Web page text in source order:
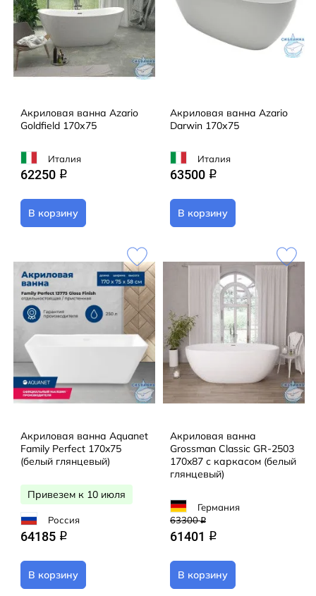
Акриловая ванна Azario
Goldfield 170х75
Италия
62250 q
В корзину
Акриловая ванна Azario
Darwin 170х75
Италия
63500 q
В корзину
Акриловая ванна Aquanet
Family Perfect 170x75
(белый глянцевый)
Привезем к 10 июля
Россия
64185 q
В корзину
Акриловая ванна
Grossman Classic GR-2503
170x87 с каркасом (белый
глянцевый)
Германия
63300q
61401 q
В корзину